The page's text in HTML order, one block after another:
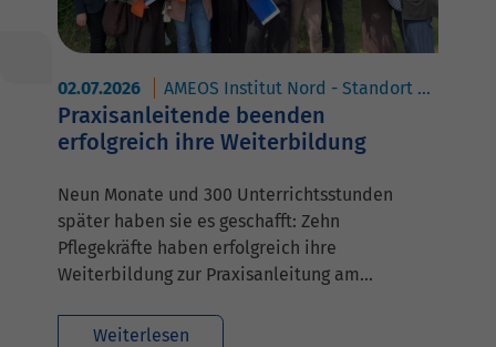
02.07.2026 AMEOS Institut Nord - Standort Geestland
Praxisanleitende beenden
erfolgreich ihre Weiterbildung
Neun Monate und 300 Unterrichtsstunden
später haben sie es geschafft: Zehn
Pflegekräfte haben erfolgreich ihre
Weiterbildung zur Praxisanleitung am…
Weiterlesen